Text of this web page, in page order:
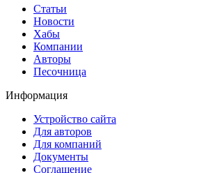
Статьи
Новости
Хабы
Компании
Авторы
Песочница
Информация
Устройство сайта
Для авторов
Для компаний
Документы
Соглашение